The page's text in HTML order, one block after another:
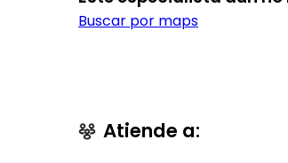
Buscar por maps
Atiende a: